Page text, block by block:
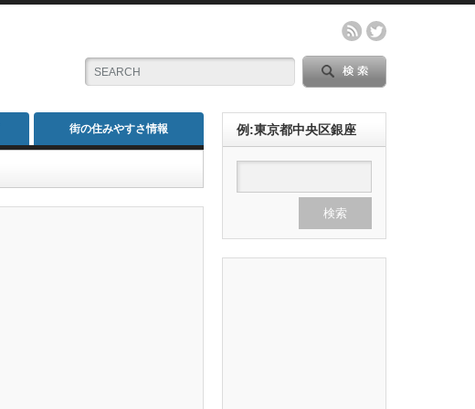
街の住みやすさ情報 例:東京都中央区銀座